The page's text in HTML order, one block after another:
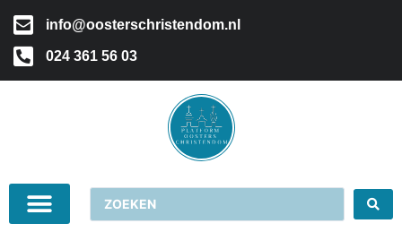
info@oosterschristendom.nl
024 361 56 03